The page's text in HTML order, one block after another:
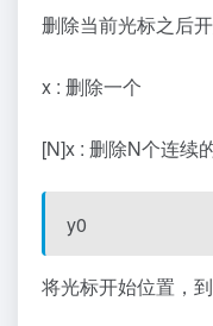
删除当前光标之后
x : 删除一个
[N]x : 删除N个连续
y0
将光标开始位置，